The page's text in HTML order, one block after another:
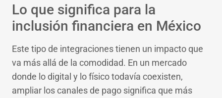
Lo que significa para la
inclusión financiera en México
Este tipo de integraciones tienen un impacto que
va más allá de la comodidad. En un mercado
donde lo digital y lo físico todavía coexisten,
ampliar los canales de pago significa que más